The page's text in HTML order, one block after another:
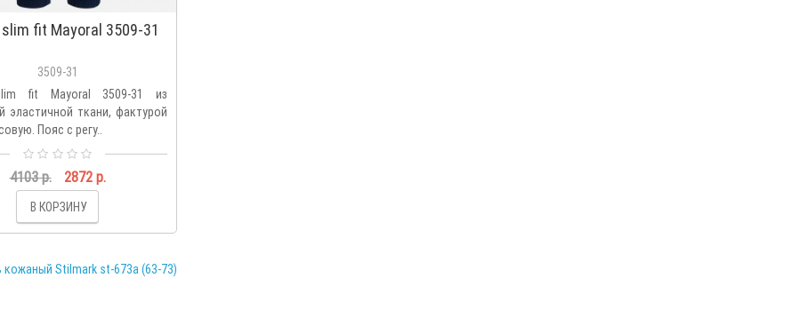
fit Mayoral 3509-31
3509-31
fit Mayoral 3509-31 из
эластичной ткани, фактурой
Пояс с регу..
4103 р. 2872 р.
В КОРЗИНУ
кожаный Stilmark st-673a (63-73)